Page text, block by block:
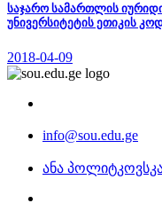
საჯარო სამართლის
უნივერსიტეტის ეთიკის
2018-04-09
info@sou.edu.ge
ანა